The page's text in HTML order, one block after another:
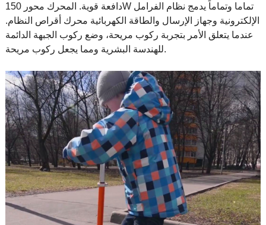
دافعة قوية. المحرك محور 150W تماما وتماماً يدمج نظام الفرامل
الإلكترونية وجهاز الإرسال والطاقة الكهربائية محرك أقراص النظام.
عندما يتعلق الأمر بتجربة ركوب مريحة، وضع ركوب الجبهة الدائمة
للهندسة البشرية ومما يجعل ركوب مريحة.